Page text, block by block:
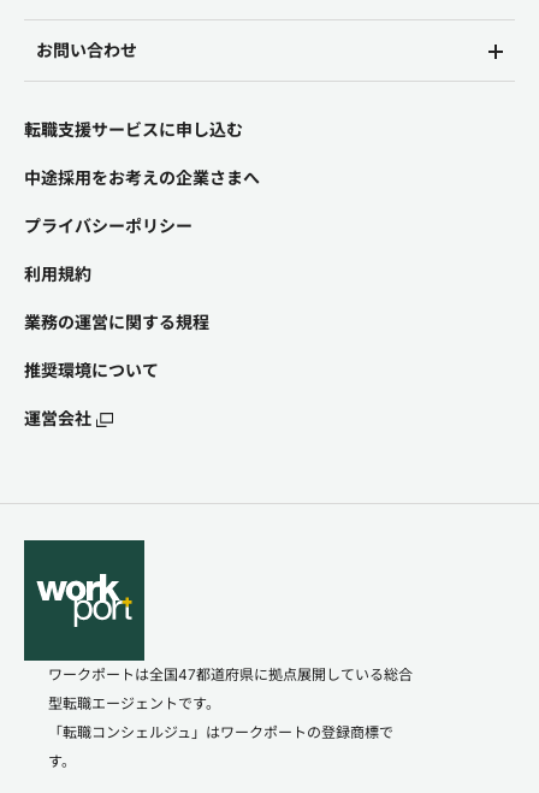
お問い合わせ
転職支援サービスに申し込む
中途採用をお考えの企業さまへ
プライバシーポリシー
利用規約
業務の運営に関する規程
推奨環境について
運営会社
ワークポートは全国47都道府県に拠点展開している総合
型転職エージェントです。
「転職コンシェルジュ」はワークポートの登録商標で
す。